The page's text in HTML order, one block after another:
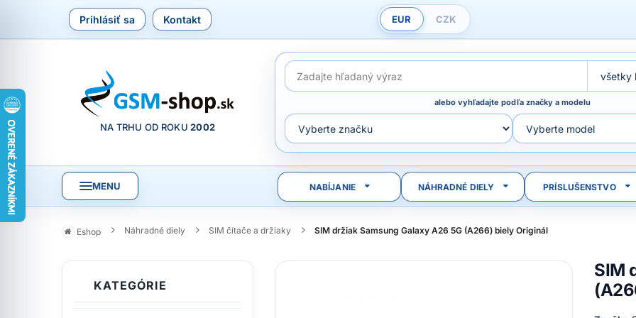
Prihlásiť sa Kontakt EUR CZK
NA TRHU OD ROKU2002
alebo vyhľadajte podľa značky a modelu
MENU NABÍJANIE NÁHRADNÉ DIELY PRÍSLUŠENSTVO
Eshop Náhradné diely SIM čítače a držiaky SIM držiak Samsung Galaxy A26 5G (A266) biely Originál
KATEGÓRIE
SIM